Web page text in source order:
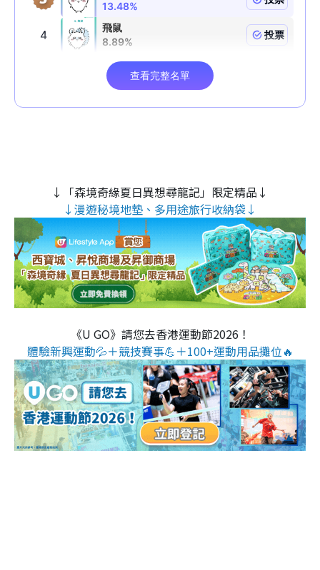
↓「森境奇緣夏日異想尋龍記」限定精品↓
↓漫遊秘境地墊、多用途旅行收納袋↓
《U GO》請您去香港運動節2026！
體驗新興運動💦＋競技賽事💪＋100+運動用品攤位🔥